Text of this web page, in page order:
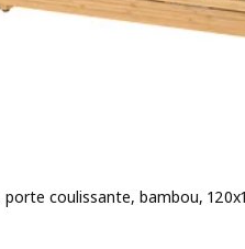
porte coulissante, bambou,